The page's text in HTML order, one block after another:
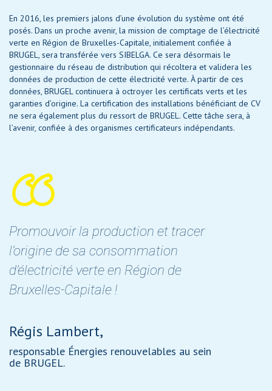
En 2016, les premiers jalons d’une évolution du système ont été
posés. Dans un proche avenir, la mission de comptage de l’électricité
verte en Région de Bruxelles-Capitale, initialement confiée à
BRUGEL, sera transférée vers SIBELGA. Ce sera désormais le
gestionnaire du réseau de distribution qui récoltera et validera les
données de production de cette électricité verte. À partir de ces
données, BRUGEL continuera à octroyer les certificats verts et les
garanties d’origine. La certification des installations bénéficiant de CV
ne sera également plus du ressort de BRUGEL. Cette tâche sera, à
l’avenir, confiée à des organismes certificateurs indépendants.
Promouvoir la production et tracer
l’origine de sa consommation
d’électricité verte en Région de
Bruxelles-Capitale !
Régis Lambert,
responsable Énergies renouvelables au sein
de BRUGEL.